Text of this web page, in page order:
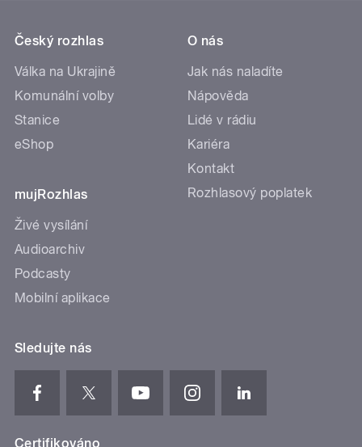
Český rozhlas
Válka na Ukrajině
Komunální volby
Stanice
eShop
mujRozhlas
Živé vysílání
Audioarchiv
Podcasty
Mobilní aplikace
O nás
Jak nás naladíte
Nápověda
Lidé v rádiu
Kariéra
Kontakt
Rozhlasový poplatek
Sledujte nás
Certifikováno